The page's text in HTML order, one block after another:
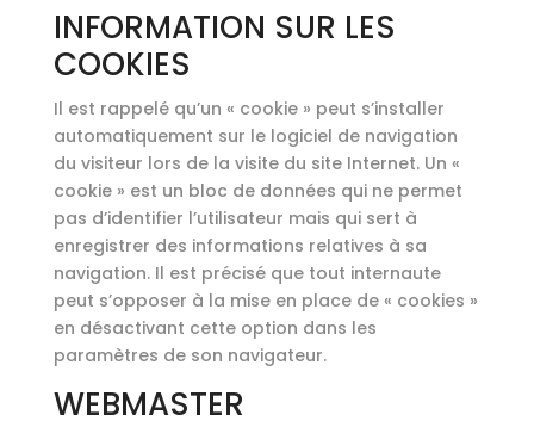
INFORMATION SUR LES
COOKIES
Il est rappelé qu’un « cookie » peut s’installer
automatiquement sur le logiciel de navigation
du visiteur lors de la visite du site Internet. Un «
cookie » est un bloc de données qui ne permet
pas d’identifier l’utilisateur mais qui sert à
enregistrer des informations relatives à sa
navigation. Il est précisé que tout internaute
peut s’opposer à la mise en place de « cookies »
en désactivant cette option dans les
paramètres de son navigateur.
WEBMASTER